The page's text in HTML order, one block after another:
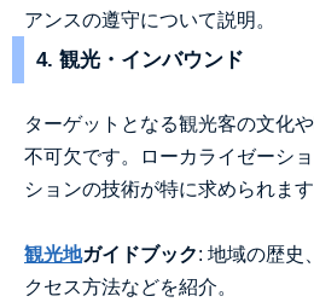
アンスの遵守について説明。
4. 観光・インバウンド
ターゲットとなる観光客の文化
不可欠です。ローカライゼーシ
ションの技術が特に求められます
観光地ガイドブック: 地域の歴史
クセス方法などを紹介。